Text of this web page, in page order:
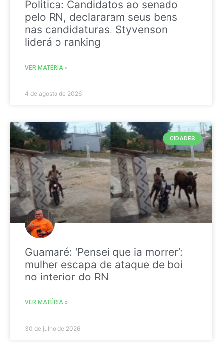
Politica: Candidatos ao senado
pelo RN, declararam seus bens
nas candidaturas. Styvenson
liderá o ranking
VER MATÉRIA »
4 de agosto de 2026
CIDADES
Guamaré: ‘Pensei que ia morrer’:
mulher escapa de ataque de boi
no interior do RN
VER MATÉRIA »
30 de julho de 2026